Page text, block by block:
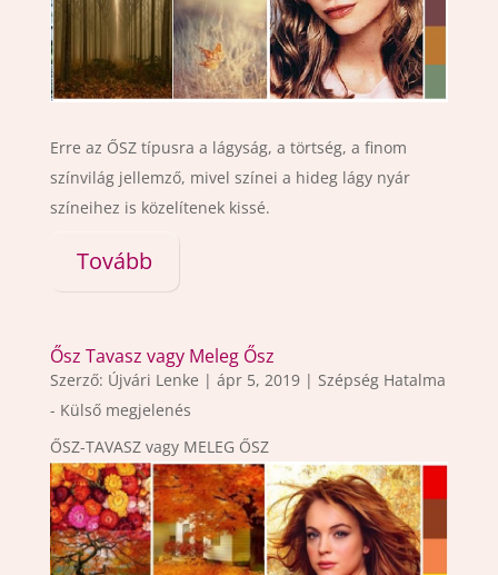
Erre az ŐSZ típusra a lágyság, a törtség, a finom
színvilág jellemző, mivel színei a hideg lágy nyár
színeihez is közelítenek kissé.
Tovább
Ősz Tavasz vagy Meleg Ősz
Szerző: Újvári Lenke | ápr 5, 2019| Szépség Hatalma
- Külső megjelenés
ŐSZ-TAVASZ vagy MELEG ŐSZ